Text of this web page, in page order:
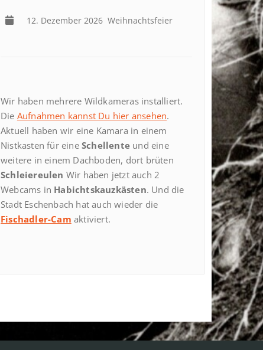
12. Dezember 2026 Weihnachtsfeier
Wir haben mehrere Wildkameras installiert.
Die Aufnahmen kannst Du hier ansehen.
Aktuell haben wir eine Kamara in einem
Nistkasten für eine Schellente und eine
weitere in einem Dachboden, dort brüten
Schleiereulen Wir haben jetzt auch 2
Webcams in Habichtskauzkästen. Und die
Stadt Eschenbach hat auch wieder die
Fischadler-Cam aktiviert.